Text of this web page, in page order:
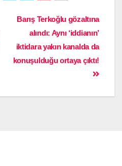
Barış Terkoğlu gözaltına
alındı: Aynı ‘iddianın’
iktidara yakın kanalda da
konuşulduğu ortaya çıktı!